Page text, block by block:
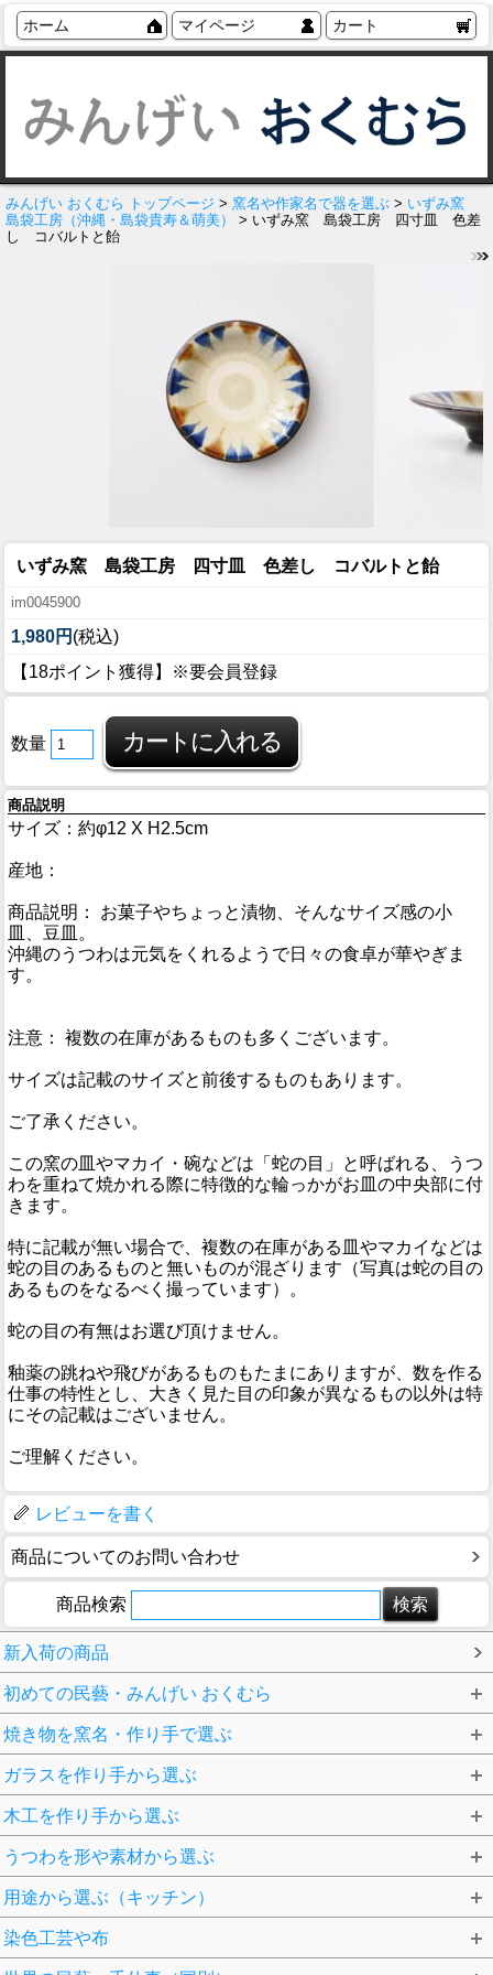
ホーム マイページ カート
みんげい おくむら トップページ > 窯名や作家名で器を選ぶ > いずみ窯
島袋工房（沖縄・島袋貴寿＆萌美）
> いずみ窯 島袋工房 四寸皿 色差
し コバルトと飴
いずみ窯 島袋工房 四寸皿 色差し コバルトと飴
im0045900
1,980円 (税込)
【18ポイント獲得】※要会員登録
数量
商品説明
サイズ：約φ12 X H2.5cm
産地：
商品説明： お菓子やちょっと漬物、そんなサイズ感の小
皿、豆皿。
沖縄のうつわは元気をくれるようで日々の食卓が華やぎま
す。
注意： 複数の在庫があるものも多くございます。
サイズは記載のサイズと前後するものもあります。
ご了承ください。
この窯の皿やマカイ・碗などは「蛇の目」と呼ばれる、うつ
わを重ねて焼かれる際に特徴的な輪っかがお皿の中央部に付
きます。
特に記載が無い場合で、複数の在庫がある皿やマカイなどは
蛇の目のあるものと無いものが混ざります（写真は蛇の目の
あるものをなるべく撮っています）。
蛇の目の有無はお選び頂けません。
釉薬の跳ねや飛びがあるものもたまにありますが、数を作る
仕事の特性とし、大きく見た目の印象が異なるもの以外は特
にその記載はございません。
ご理解ください。
レビューを書く
商品についてのお問い合わせ
商品検索
新入荷の商品
初めての民藝・みんげい おくむら
焼き物を窯名・作り手で選ぶ
ガラスを作り手から選ぶ
木工を作り手から選ぶ
うつわを形や素材から選ぶ
用途から選ぶ（キッチン）
染色工芸や布